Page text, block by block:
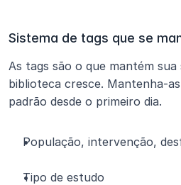
Sistema de tags que se
As tags são o que mantém sua
biblioteca cresce. Mantenha-
padrão desde o primeiro dia.
População, intervenção,
Tipo de estudo